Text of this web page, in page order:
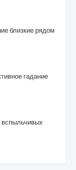
близкие рядом
гадание